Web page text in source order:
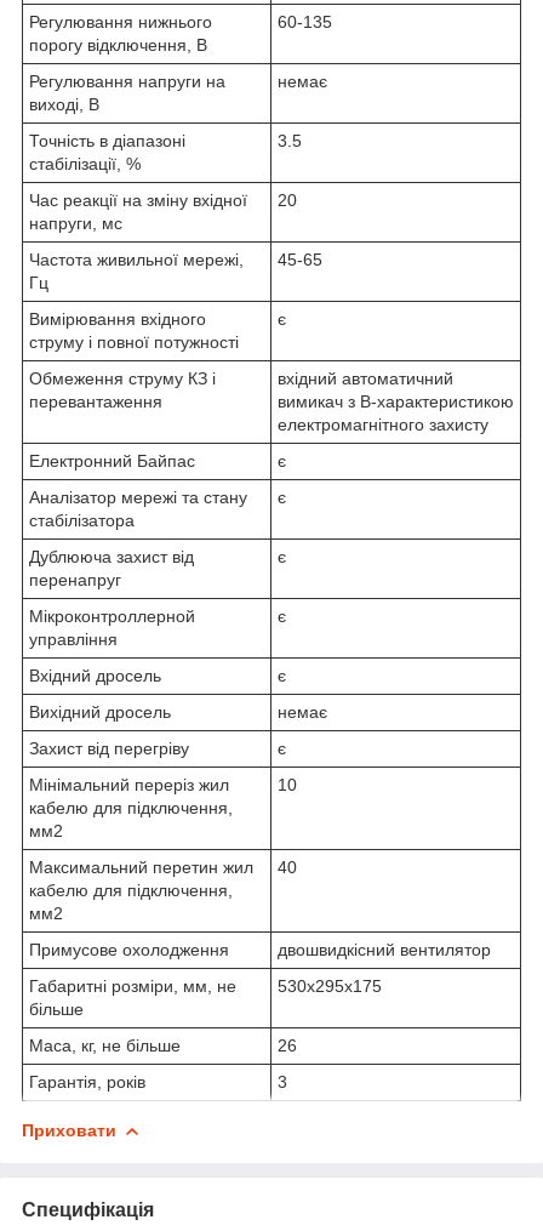
Регулювання нижнього
порогу відключення, В
60-135
Регулювання напруги на
виході, В
немає
Точність в діапазоні
стабілізації, %
3.5
Час реакції на зміну вхідної
напруги, мс
20
Частота живильної мережі,
Гц
45-65
Вимірювання вхідного
струму і повної потужності
є
Обмеження струму КЗ і
перевантаження
вхідний автоматичний
вимикач з B-характеристикою
електромагнітного захисту
Електронний Байпас
є
Аналізатор мережі та стану
стабілізатора
є
Дублююча захист від
перенапруг
є
Мікроконтроллерной
управління
є
Вхідний дросель
є
Вихідний дросель
немає
Захист від перегріву
є
Мінімальний переріз жил
кабелю для підключення,
мм2
10
Максимальний перетин жил
кабелю для підключення,
мм2
40
Примусове охолодження
двошвидкісний вентилятор
Габаритні розміри, мм, не
більше
530х295х175
Маса, кг, не більше
26
Гарантія, років
3
Приховати
Специфікація